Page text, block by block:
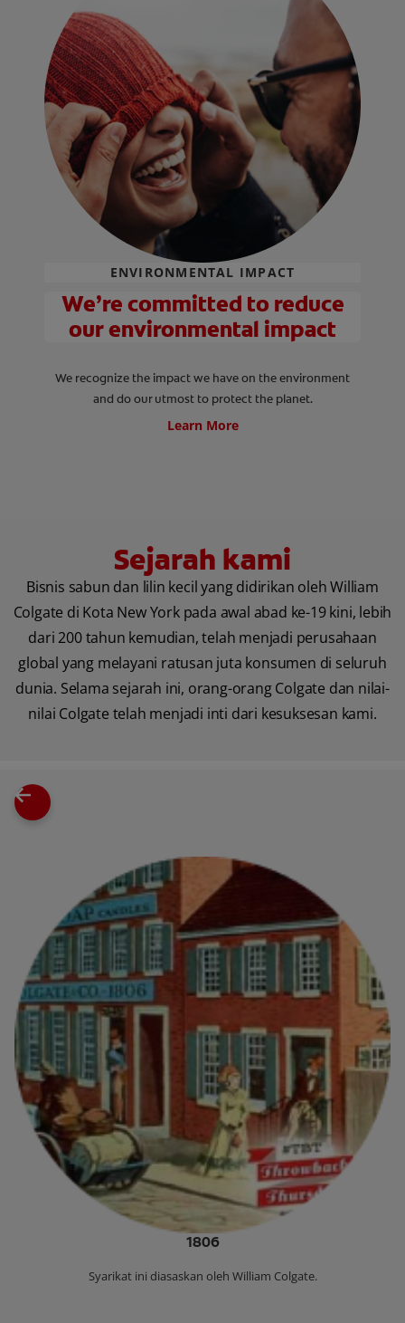
ENVIRONMENTAL IMPACT
We’re committed to reduce
our environmental impact
We recognize the impact we have on the environment
and do our utmost to protect the planet.
Learn More
Sejarah kami
Bisnis sabun dan lilin kecil yang didirikan oleh William
Colgate di Kota New York pada awal abad ke-19 kini, lebih
dari 200 tahun kemudian, telah menjadi perusahaan
global yang melayani ratusan juta konsumen di seluruh
dunia. Selama sejarah ini, orang-orang Colgate dan nilai-
nilai Colgate telah menjadi inti dari kesuksesan kami.
1806
Syarikat ini diasaskan oleh William Colgate.